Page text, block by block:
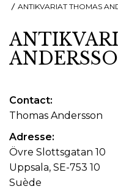
ANTIKVARIAT THOMAS
Contact
Thomas Andersson
Adresse
Övre Slottsgatan 10
Uppsala, SE-753 10
Suède